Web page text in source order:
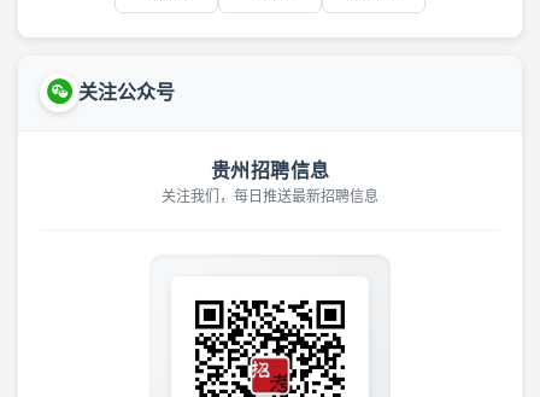
关注公众号
贵州招聘信息
关注我们，每日推送最新招聘信息